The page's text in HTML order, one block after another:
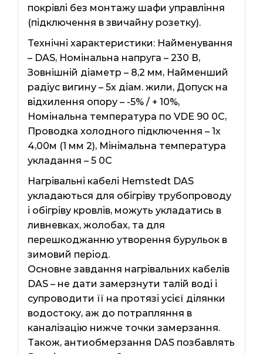
покрівлі без монтажу шафи управління
(підключення в звичайну розетку).
Технічні характеристики: Найменування
– DAS, Номінальна напруга – 230 В,
Зовнішній діаметр – 8,2 мм, Найменший
радіус вигину – 5х діам. жили, Допуск на
відхилення опору – -5% / + 10%,
Номінальна температура по VDE 90 0C,
Проводка холодного підключення – 1х
4,00м (1 мм 2), Мінімальна температура
укладання – 5 0C
Нагрівальні кабелі Hemstedt DAS
укладаються для обігріву трубопроводу
і обігріву кровлів, можуть укладатись в
ливневках, жолобах, та для
перешкоджанню утворення бурульок в
зимовий період.
Основне завдання нагрівальних кабелів
DAS – не дати замерзнути талій воді і
супроводити її на протязі усієї ділянки
водостоку, аж до потрапляння в
каналізацію нижче точки замерзання.
Також, антиобмерзання DAS позбавлять